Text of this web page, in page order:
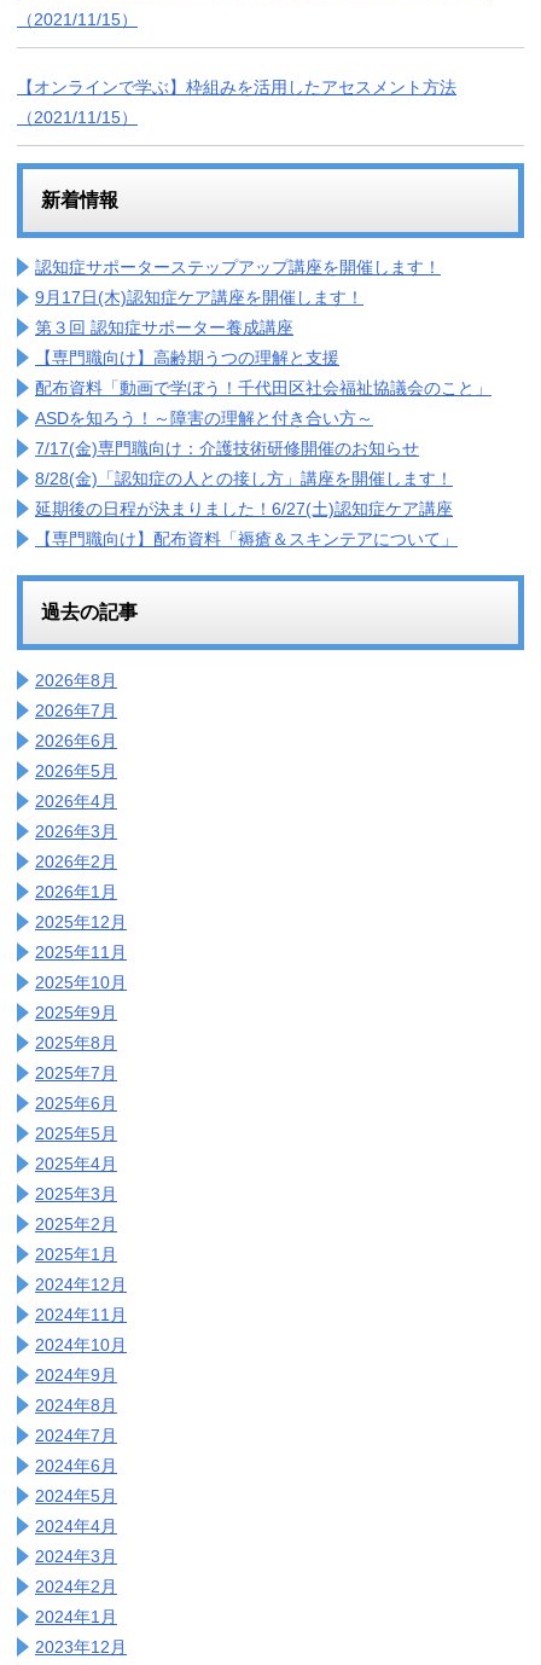
（2021/11/15）
【オンラインで学ぶ】枠組みを活用したアセスメント方法
（2021/11/15）
新着情報
認知症サポーターステップアップ講座を開催します！
9月17日(木)認知症ケア講座を開催します！
第３回 認知症サポーター養成講座
【専門職向け】高齢期うつの理解と支援
配布資料「動画で学ぼう！千代田区社会福祉協議会のこと」
ASDを知ろう！～障害の理解と付き合い方～
7/17(金)専門職向け：介護技術研修開催のお知らせ
8/28(金)「認知症の人との接し方」講座を開催します！
延期後の日程が決まりました！6/27(土)認知症ケア講座
【専門職向け】配布資料「褥瘡＆スキンテアについて」
過去の記事
2026年8月
2026年7月
2026年6月
2026年5月
2026年4月
2026年3月
2026年2月
2026年1月
2025年12月
2025年11月
2025年10月
2025年9月
2025年8月
2025年7月
2025年6月
2025年5月
2025年4月
2025年3月
2025年2月
2025年1月
2024年12月
2024年11月
2024年10月
2024年9月
2024年8月
2024年7月
2024年6月
2024年5月
2024年4月
2024年3月
2024年2月
2024年1月
2023年12月